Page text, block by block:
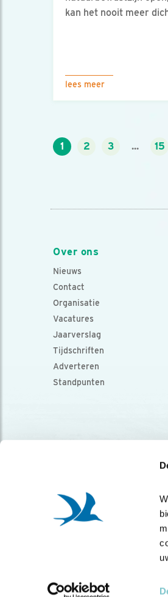
kan het nooit meer
lees meer
1 2 3 ... 15
Over ons
Nieuws
Contact
Organisatie
Vacatures
Jaarverslag
Tijdschriften
Adverteren
Standpunten